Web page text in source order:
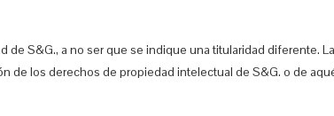
S&G., a no ser que se indique una titularidad diferente. La
de los derechos de propiedad intelectual de S&G. o de